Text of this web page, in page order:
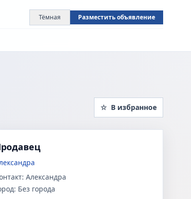
Тёмная Разместить объявление
☆ В избранное
Александра
Без города